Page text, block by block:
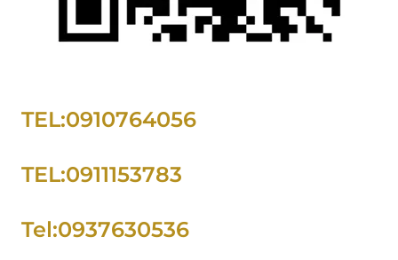
TEL:0910764056
TEL:0911153783
Tel:0937630536